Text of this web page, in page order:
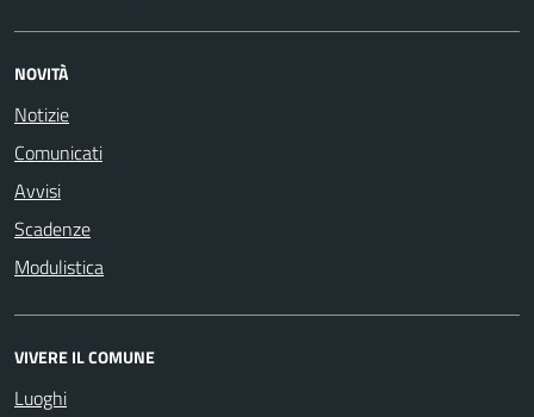
NOVITÀ
Notizie
Comunicati
Avvisi
Scadenze
Modulistica
VIVERE IL COMUNE
Luoghi